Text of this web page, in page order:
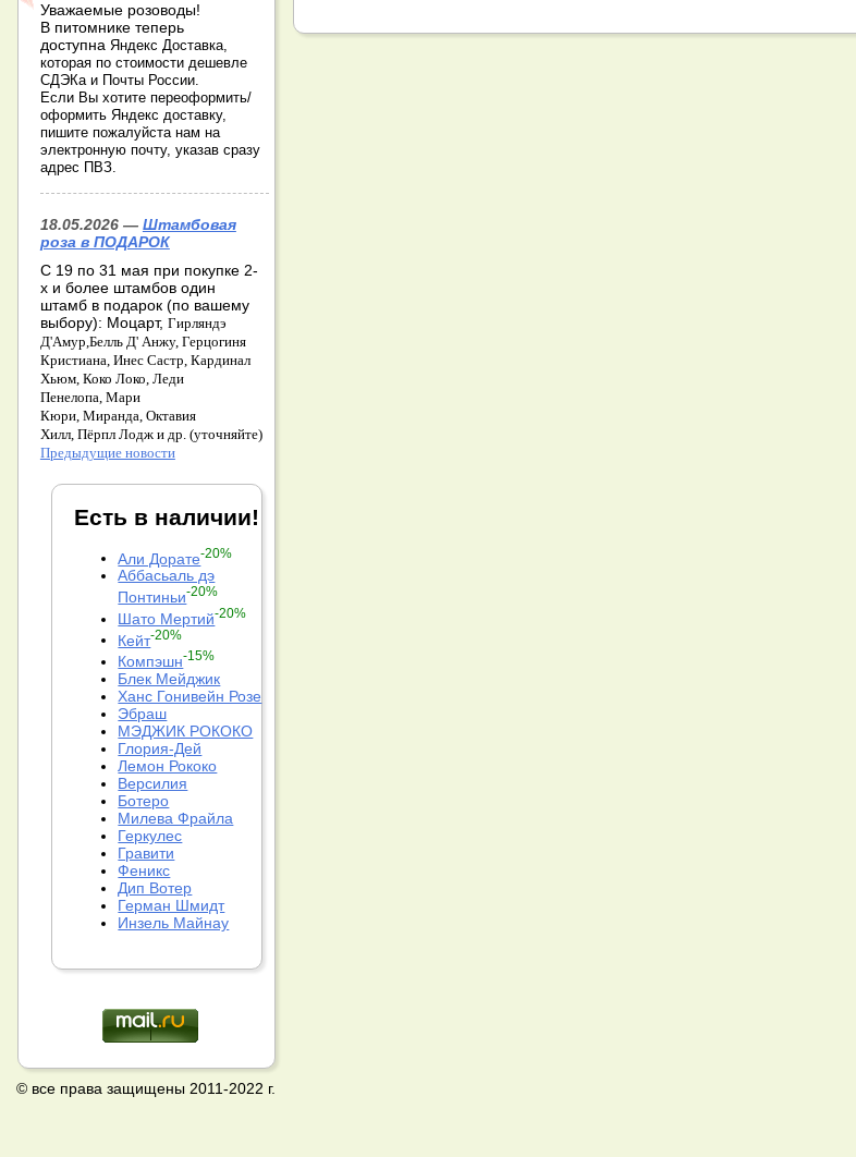
Уважаемые розоводы!
В питомнике теперь
доступна Яндекс Доставка,
которая по стоимости дешевле
СДЭКа и Почты России.
Если Вы хотите переоформить/
оформить Яндекс доставку,
пишите пожалуйста нам на
электронную почту, указав сразу
адрес ПВЗ.
18.05.2026 — Штамбовая
роза в ПОДАРОК
С 19 по 31 мая при покупке 2-
х и более штамбов один
штамб в подарок (по вашему
выбору): Моцарт, Гирляндэ
Д'Амур,Белль Д' Анжу, Герцогиня
Кристиана, Инес Састр, Кардинал
Хьюм, Коко Локо, Леди
Пенелопа, Мари
Кюри, Миранда, Октавия
Хилл, Пёрпл Лодж и др. (уточняйте)
Предыдущие новости
Есть в наличии!
Али Дорате-20%
Аббасьаль дэ
Понтиньи-20%
Шато Мертий-20%
Кейт-20%
Компэшн-15%
Блек Мейджик
Ханс Гонивейн Розе
Эбраш
МЭДЖИК РОКОКО
Глория-Дей
Лемон Рококо
Версилия
Ботеро
Милева Фрайла
Геркулес
Гравити
Феникс
Дип Вотер
Герман Шмидт
Инзель Майнау
© все права защищены 2011-2022 г.